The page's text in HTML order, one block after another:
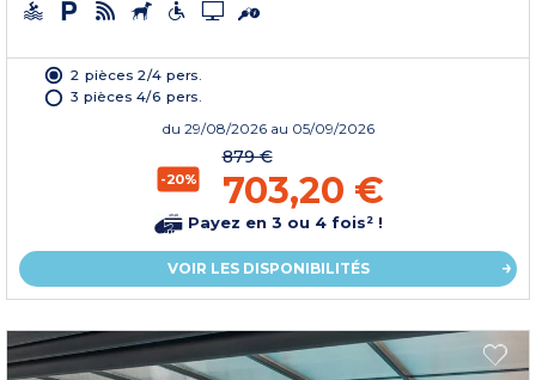
2 pièces 2/4 pers.
3 pièces 4/6 pers.
du 29/08/2026 au 05/09/2026
-20%
879 €
703,20 €
Payez en 3 ou 4 fois² !
VOIR LES DISPONIBILITÉS